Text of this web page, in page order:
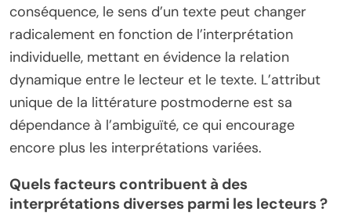
conséquence, le sens d’un texte peut changer
radicalement en fonction de l’interprétation
individuelle, mettant en évidence la relation
dynamique entre le lecteur et le texte. L’attribut
unique de la littérature postmoderne est sa
dépendance à l’ambiguïté, ce qui encourage
encore plus les interprétations variées.
Quels facteurs contribuent à des
interprétations diverses parmi les lecteurs ?